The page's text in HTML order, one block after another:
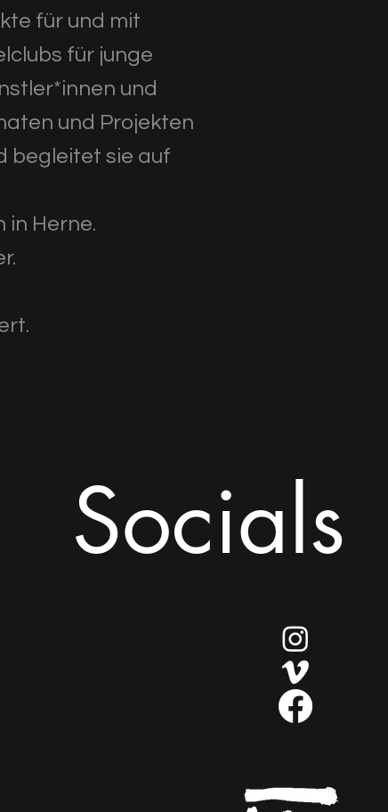
für und mit
für junge
und
und Projekten
begleitet sie auf
in Herne.
Socials